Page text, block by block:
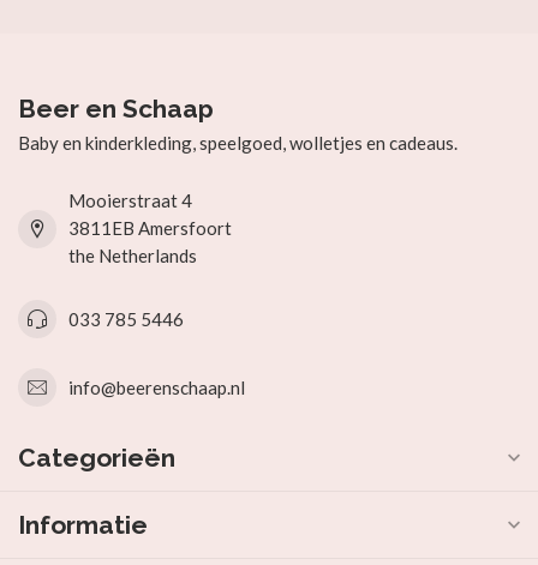
Beer en Schaap
Baby en kinderkleding, speelgoed, wolletjes en cadeaus.
Mooierstraat 4
3811EB Amersfoort
the Netherlands
033 785 5446
info@beerenschaap.nl
Categorieën
Informatie